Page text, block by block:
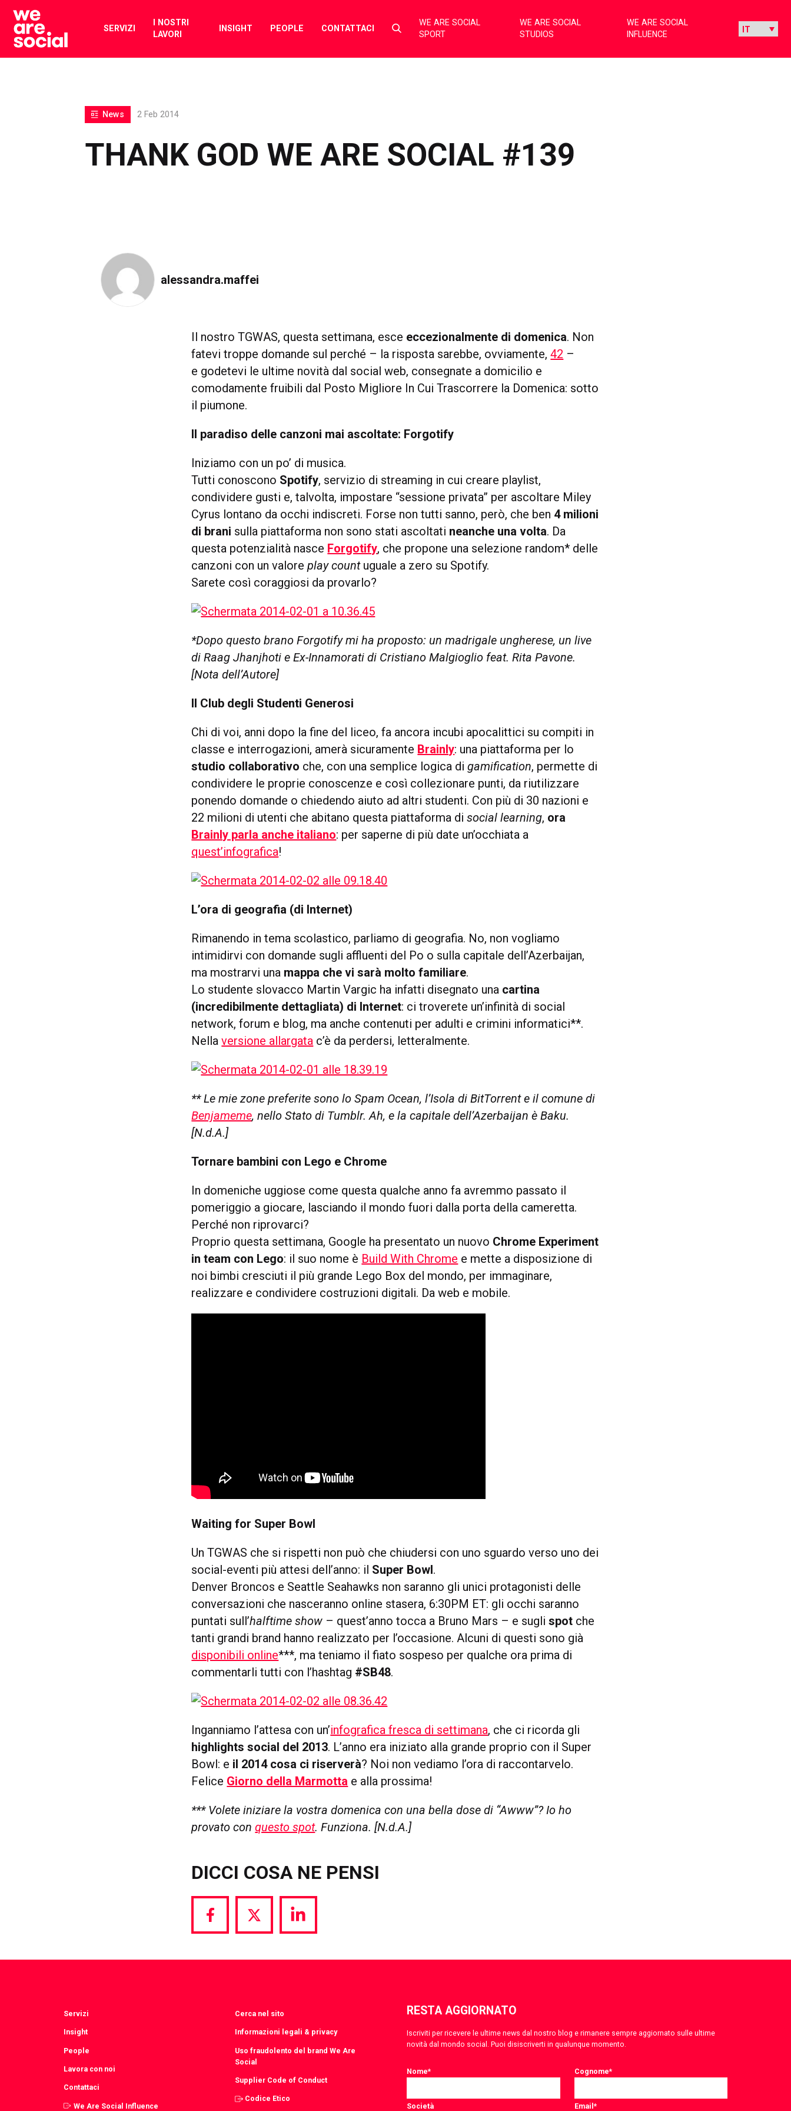
Skip
content
SERVIZI
I NOSTRI
LAVORI
INSIGHT PEOPLE CONTATTACI
Select
toggle
WE ARE SOCIAL
SPORT
WE ARE SOCIAL
STUDIOS
WE ARE SOCIAL
INFLUENCE
THANK GOD WE ARE SOCIAL #139
News 2 Feb 2014
alessandra.maffei
Il nostro TGWAS, questa settimana, esce eccezionalmente di domenica. Non
fatevi troppe domande sul perché – la risposta sarebbe, ovviamente,42 –
e godetevi le ultime novità dal social web, consegnate a domicilio e
comodamente fruibili dal Posto Migliore In Cui Trascorrere la Domenica: sotto
il piumone.
Il paradiso delle canzoni mai ascoltate: Forgotify
Iniziamo con un po’ di musica.
Tutti conoscono Spotify, servizio di streaming in cui creare playlist,
condividere gusti e, talvolta, impostare “sessione privata” per ascoltare Miley
Cyrus lontano da occhi indiscreti. Forse non tutti sanno, però, che ben 4 milioni
di brani sulla piattaforma non sono stati ascoltati neanche una volta. Da
questa potenzialità nasce Forgotify, che propone una selezione random* delle
canzoni con un valoreplay countuguale a zero su Spotify.
Sarete così coraggiosi da provarlo?
*Dopo questo brano Forgotify mi ha proposto: un madrigale ungherese, un live
di Raag Jhanjhoti e Ex-Innamorati di Cristiano Malgioglio feat. Rita Pavone.
[Nota dell’Autore]
Il Club degli Studenti Generosi
Chi di voi, anni dopo la fine del liceo, fa ancora incubi apocalittici su compiti in
classe e interrogazioni, amerà sicuramente Brainly: una piattaforma per lo
studio collaborativo che, con una semplice logica digamification, permette di
condividere le proprie conoscenze e così collezionare punti, da riutilizzare
ponendo domande o chiedendo aiuto ad altri studenti. Con più di 30 nazioni e
22 milioni di utenti che abitano questa piattaforma disocial learning, ora
Brainly parla anche italiano: per saperne di più date un’occhiata a
quest’infografica!
L’ora di geografia (di Internet)
Rimanendo in tema scolastico, parliamo di geografia. No, non vogliamo
intimidirvi con domande sugli affluenti del Po o sulla capitale dell’Azerbaijan,
ma mostrarvi una mappa che vi sarà molto familiare.
Lo studente slovacco Martin Vargic ha infatti disegnato una cartina
(incredibilmente dettagliata) di Internet: ci troverete un’infinità di social
network, forum e blog, ma anche contenuti per adulti e crimini informatici**.
Nellaversione allargata c’è da perdersi, letteralmente.
** Le mie zone preferite sono lo Spam Ocean, l’Isola di BitTorrent e il comune di
Benjameme, nello Stato di Tumblr. Ah, e la capitale dell’Azerbaijan è Baku.
[N.d.A.]
Tornare bambini con Lego e Chrome
In domeniche uggiose come questa qualche anno fa avremmo passato il
pomeriggio a giocare, lasciando il mondo fuori dalla porta della cameretta.
Perché non riprovarci?
Proprio questa settimana, Google ha presentato un nuovo Chrome Experiment
in team con Lego: il suo nome è Build With Chrome e mette a disposizione di
noi bimbi cresciuti il più grande Lego Box del mondo, per immaginare,
realizzare e condividere costruzioni digitali. Da web e mobile.
Waiting for Super Bowl
Un TGWAS che si rispetti non può che chiudersi con uno sguardo verso uno dei
social-eventi più attesi dell’anno: il Super Bowl.
Denver Broncos e Seattle Seahawks non saranno gli unici protagonisti delle
conversazioni che nasceranno online stasera, 6:30PM ET: gli occhi saranno
puntati sull’halftime show – quest’anno tocca a Bruno Mars – e suglispot che
tanti grandi brand hanno realizzato per l’occasione. Alcuni di questi sono già
disponibili online***, ma teniamo il fiato sospeso per qualche ora prima di
commentarli tutti con l’hashtag #SB48.
Inganniamo l’attesa con un’infografica fresca di settimana, che ci ricorda gli
highlights social del 2013. L’anno era iniziato alla grande proprio con il Super
Bowl: e il 2014 cosa ci riserverà? Noi non vediamo l’ora di raccontarvelo.
Felice Giorno della Marmotta e alla prossima!
*** Volete iniziare la vostra domenica con una bella dose di “Awww”? Io ho
provato conquesto spot. Funziona. [N.d.A.]
DICCI COSA NE PENSI
Share
Facebook
Share
Twitter
Share
LinkedIn
Servizi
Insight
People
Lavora con noi
Contattaci
We Are Social Influence
Cerca nel sito
Informazioni legali & privacy
Uso fraudolento del brand We Are
Social
Supplier Code of Conduct
Codice Etico
RESTA AGGIORNATO
Iscriviti per ricevere le ultime news dal nostro blog e rimanere sempre aggiornato sulle ultime
novità dal mondo social. Puoi disiscriverti in qualunque momento.
Nome* Cognome*
Società Email*